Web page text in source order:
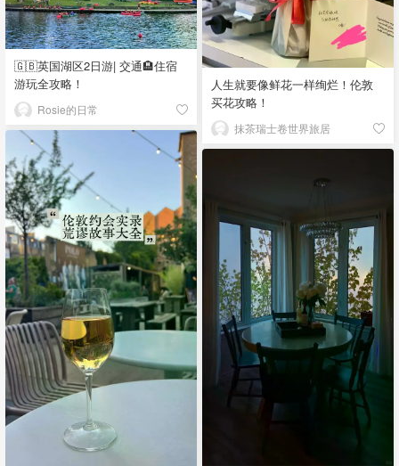
人生就要像鲜花一样绚烂！伦敦
买花攻略！
抹茶瑞士卷世界旅居
🇬🇧英国湖区2日游| 交通🏨住宿
游玩全攻略！
Rosie的日常